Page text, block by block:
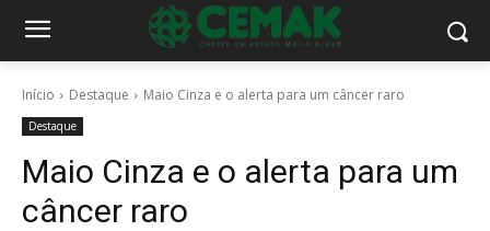
Início Destaque Maio Cinza e o alerta para um câncer raro
Destaque
Maio Cinza e o alerta para um
câncer raro